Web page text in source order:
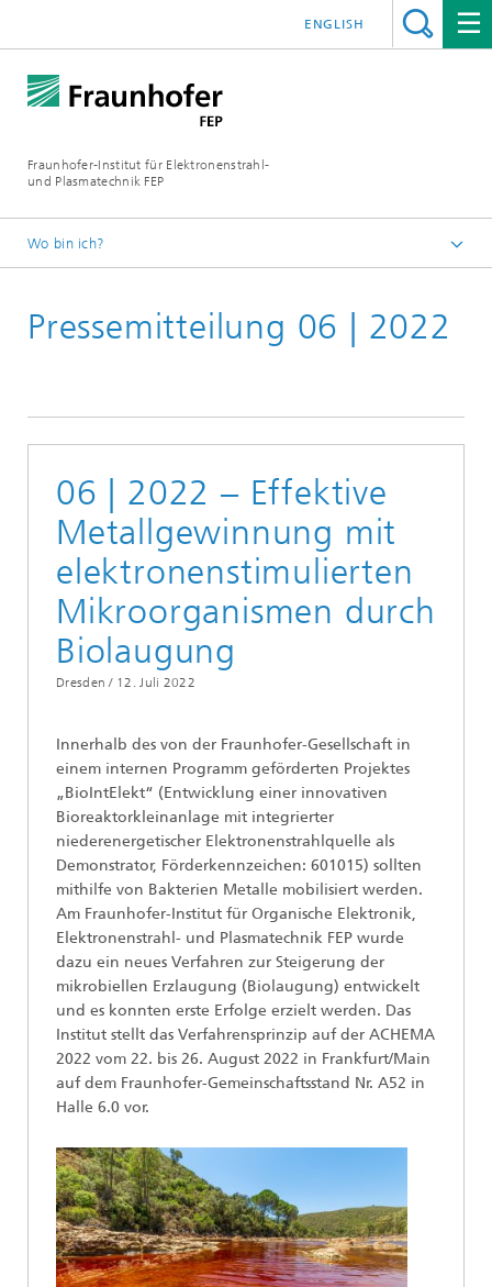
Fraunhofer-Institut für Elektronenstrahl-
und Plasmatechnik FEP
ENGLISH
Wo bin ich?
Pressemitteilung 06 | 2022
06 | 2022 – Effektive
Metallgewinnung mit
elektronenstimulierten
Mikroorganismen durch
Biolaugung
Dresden / 12. Juli 2022
Innerhalb des von der Fraunhofer-Gesellschaft in
einem internen Programm geförderten Projektes
„BioIntElekt“ (Entwicklung einer innovativen
Bioreaktorkleinanlage mit integrierter
niederenergetischer Elektronenstrahlquelle als
Demonstrator, Förderkennzeichen: 601015) sollten
mithilfe von Bakterien Metalle mobilisiert werden.
Am Fraunhofer-Institut für Organische Elektronik,
Elektronenstrahl- und Plasmatechnik FEP wurde
dazu ein neues Verfahren zur Steigerung der
mikrobiellen Erzlaugung (Biolaugung) entwickelt
und es konnten erste Erfolge erzielt werden. Das
Institut stellt das Verfahrensprinzip auf der ACHEMA
2022 vom 22. bis 26. August 2022 in Frankfurt/Main
auf dem Fraunhofer-Gemeinschaftsstand Nr. A52 in
Halle 6.0 vor.